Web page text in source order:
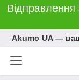
Відправлення
Akumo UA —